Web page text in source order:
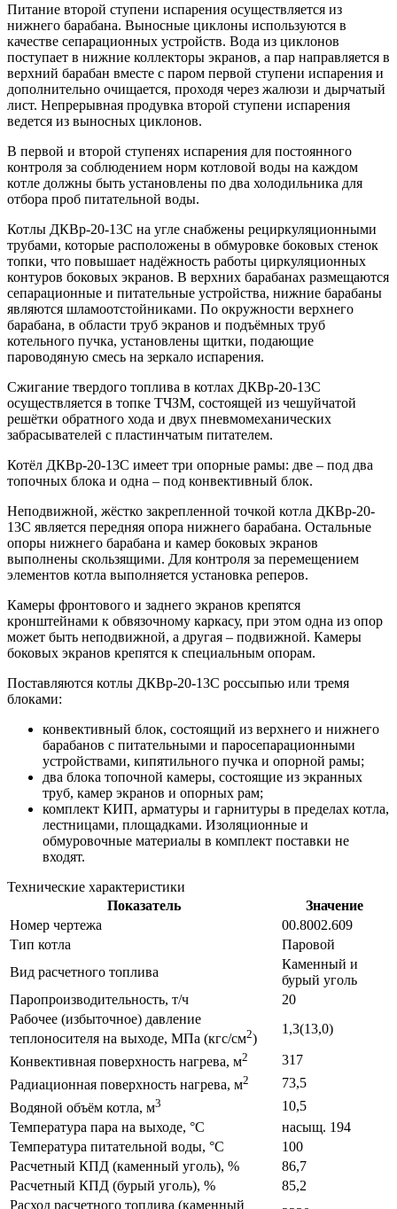
Питание второй ступени испарения осуществляется из
нижнего барабана. Выносные циклоны используются в
качестве сепарационных устройств. Вода из циклонов
поступает в нижние коллекторы экранов, а пар направляется в
верхний барабан вместе с паром первой ступени испарения и
дополнительно очищается, проходя через жалюзи и дырчатый
лист. Непрерывная продувка второй ступени испарения
ведется из выносных циклонов.
В первой и второй ступенях испарения для постоянного
контроля за соблюдением норм котловой воды на каждом
котле должны быть установлены по два холодильника для
отбора проб питательной воды.
Котлы ДКВр-20-13С на угле снабжены рециркуляционными
трубами, которые расположены в обмуровке боковых стенок
топки, что повышает надёжность работы циркуляционных
контуров боковых экранов. В верхних барабанах размещаются
сепарационные и питательные устройства, нижние барабаны
являются шламоотстойниками. По окружности верхнего
барабана, в области труб экранов и подъёмных труб
котельного пучка, установлены щитки, подающие
пароводяную смесь на зеркало испарения.
Сжигание твердого топлива в котлах ДКВр-20-13С
осуществляется в топке ТЧЗМ, состоящей из чешуйчатой
решётки обратного хода и двух пневмомеханических
забрасывателей с пластинчатым питателем.
Котёл ДКВр-20-13С имеет три опорные рамы: две – под два
топочных блока и одна – под конвективный блок.
Неподвижной, жёстко закрепленной точкой котла ДКВр-20-
13С является передняя опора нижнего барабана. Остальные
опоры нижнего барабана и камер боковых экранов
выполнены скользящими. Для контроля за перемещением
элементов котла выполняется установка реперов.
Камеры фронтового и заднего экранов крепятся
кронштейнами к обвязочному каркасу, при этом одна из опор
может быть неподвижной, а другая – подвижной. Камеры
боковых экранов крепятся к специальным опорам.
Поставляются котлы ДКВр-20-13С россыпью или тремя
блоками:
конвективный блок, состоящий из верхнего и нижнего
барабанов с питательными и паросепарационными
устройствами, кипятильного пучка и опорной рамы;
два блока топочной камеры, состоящие из экранных
труб, камер экранов и опорных рам;
комплект КИП, арматуры и гарнитуры в пределах котла,
лестницами, площадками. Изоляционные и
обмуровочные материалы в комплект поставки не
входят.
Технические характеристики
Показатель
Значение
Номер чертежа
00.8002.609
Тип котла
Паровой
Вид расчетного топлива
Каменный и
бурый уголь
Паропроизводительность, т/ч
20
Рабочее (избыточное) давление
теплоносителя на выходе, МПа (кгс/см2)
1,3(13,0)
Конвективная поверхность нагрева, м2
317
Радиационная поверхность нагрева, м2
73,5
Водяной объём котла, м3
10,5
Температура пара на выходе, °С
насыщ. 194
Температура питательной воды, °С
100
Расчетный КПД (каменный уголь), %
86,7
Расчетный КПД (бурый уголь), %
85,2
Расход расчетного топлива (каменный